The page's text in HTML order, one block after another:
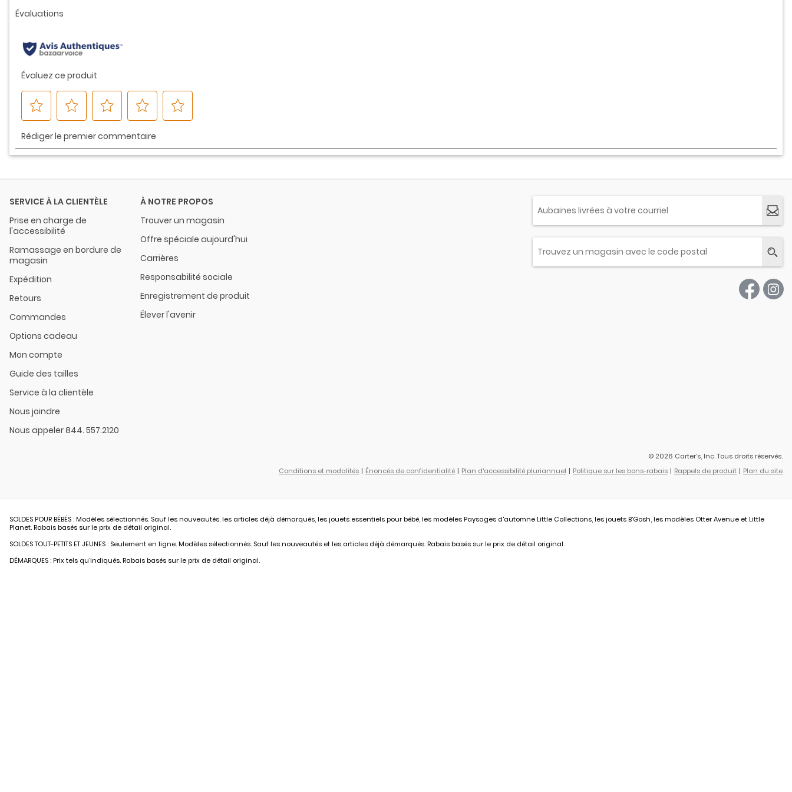
la
SERVICE À LA CLIENTÈLE
Prise en charge de
l'accessibilité
Ramassage en bordure de
magasin
Expédition
Retours
Commandes
Options cadeau
Mon compte
Guide des tailles
Service à la clientèle
Nous joindre
Nous appeler 844. 557.2120
À NOTRE PROPOS
Trouver un magasin
Offre spéciale aujourd'hui
Carrières
Responsabilité sociale
Enregistrement de produit
Élever l'avenir
© 2026 Carter’s, Inc. Tous droits réservés.
Conditions et modalités
Énoncés de confidentialité Plan d'accessibilité pluriannuel Politique sur les bons-rabais Rappels de produit Plan du site
SOLDES POUR BÉBÉS : Modèles sélectionnés. Sauf les nouveautés. les articles déjà démarqués, les jouets essentiels pour bébé, les modèles Paysages d'automne Little Collections, les jouets B’Gosh, les modèles Otter Avenue et Little
Planet. Rabais basés sur le prix de détail original.
SOLDES TOUT-PETITS ET JEUNES : Seulement en ligne. Modèles sélectionnés. Sauf les nouveautés et les articles déjà démarqués. Rabais basés sur le prix de détail original.
DÉMARQUES : Prix tels qu’indiqués. Rabais basés sur le prix de détail original.